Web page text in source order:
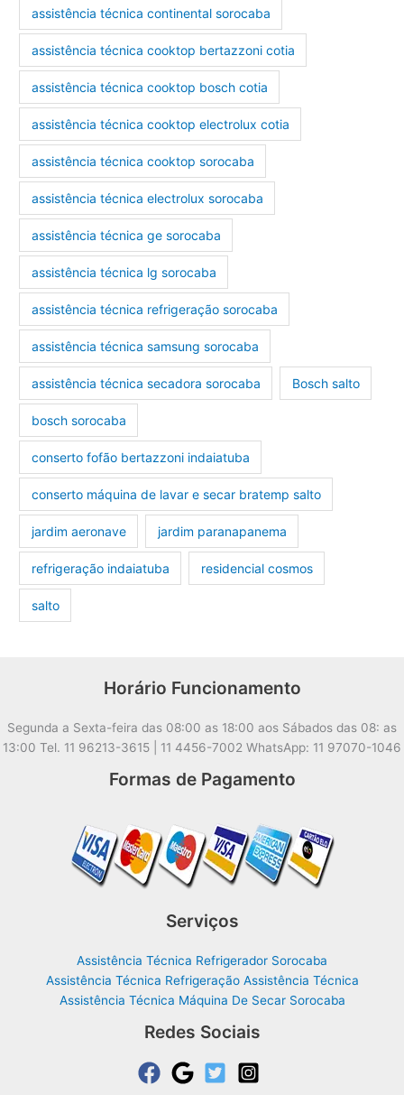
assistência técnica continental sorocaba
assistência técnica cooktop bertazzoni cotia
assistência técnica cooktop bosch cotia
assistência técnica cooktop electrolux cotia
assistência técnica cooktop sorocaba
assistência técnica electrolux sorocaba
assistência técnica ge sorocaba
assistência técnica lg sorocaba
assistência técnica refrigeração sorocaba
assistência técnica samsung sorocaba
assistência técnica secadora sorocaba Bosch salto
bosch sorocaba
conserto fofão bertazzoni indaiatuba
conserto máquina de lavar e secar bratemp salto
jardim aeronave jardim paranapanema
refrigeração indaiatuba residencial cosmos
salto
Horário Funcionamento
Segunda a Sexta-feira das 08:00 as 18:00 aos Sábados das 08: as
13:00 Tel. 11 96213-3615 | 11 4456-7002 WhatsApp: 11 97070-1046
Formas de Pagamento
Serviços
Assistência Técnica Refrigerador Sorocaba
Assistência Técnica Refrigeração Assistência Técnica
Assistência Técnica Máquina De Secar Sorocaba
Redes Sociais